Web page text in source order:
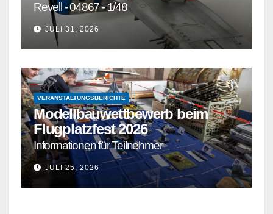
Revell - 04867 - 1/48
JULI 31, 2026
VERANSTALTUNGSBERICHTE
Modellbauwettbewerb beim
Flugplatzfest 2026
Informationen für Teilnehmer
JULI 25, 2026